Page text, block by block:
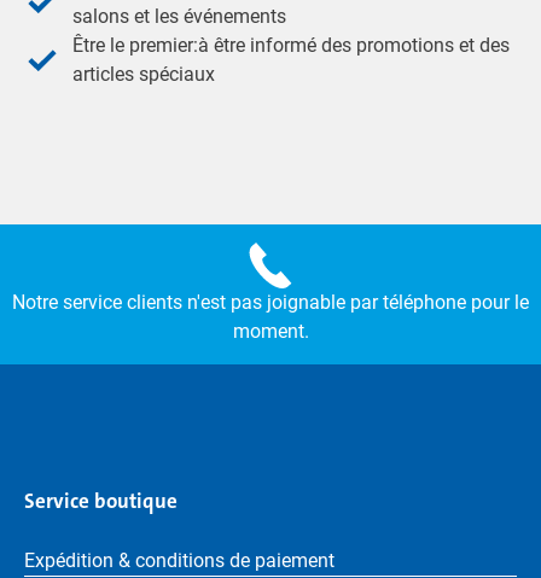
salons et les événements
Être le premier:à être informé des promotions et des
articles spéciaux
Notre service clients n'est pas joignable par téléphone pour le
moment.
Service boutique
Expédition & conditions de paiement